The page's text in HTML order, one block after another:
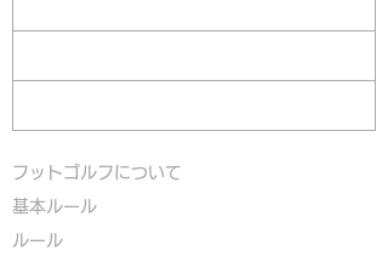
フットゴルフについて
基本ルール
ルール